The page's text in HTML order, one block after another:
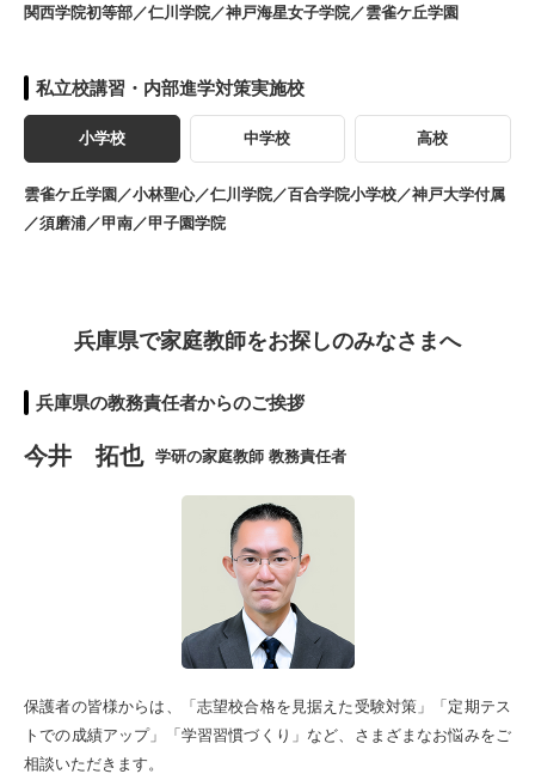
関西学院初等部／仁川学院／神戸海星女子学院／雲雀ケ丘学園
私立校講習・内部進学対策実施校
小学校 中学校 高校
雲雀ケ丘学園／小林聖心／仁川学院／百合学院小学校／神戸大学付属
／須磨浦／甲南／甲子園学院
兵庫県で家庭教師をお探しのみなさまへ
兵庫県の教務責任者からのご挨拶
今井 拓也 学研の家庭教師 教務責任者
保護者の皆様からは、「志望校合格を見据えた受験対策」「定期テス
トでの成績アップ」「学習習慣づくり」など、さまざまなお悩みをご
相談いただきます。